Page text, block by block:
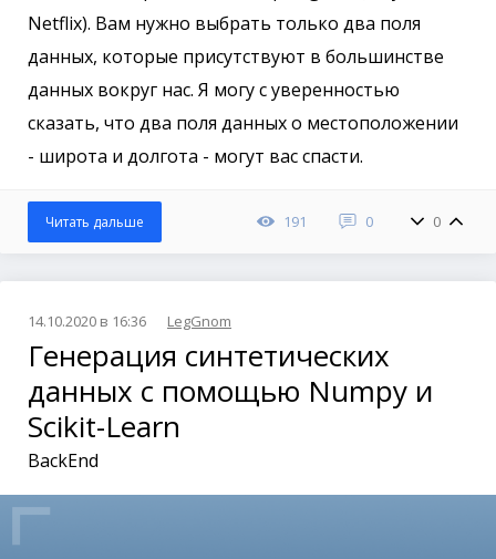
Netflix). Вам нужно выбрать только два поля
данных, которые присутствуют в большинстве
данных вокруг нас. Я могу с уверенностью
сказать, что два поля данных о местоположении
- широта и долгота - могут вас спасти.
191 0 0
Читать дальше
14.10.2020 в 16:36 LegGnom
Генерация синтетических
данных с помощью Numpy и
Scikit-Learn
BackEnd